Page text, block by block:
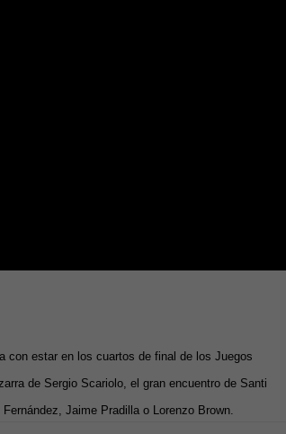
con estar en los cuartos de final de los Juegos
de Sergio Scariolo, el gran encuentro de Santi
Jaime Pradilla o Lorenzo Brown.